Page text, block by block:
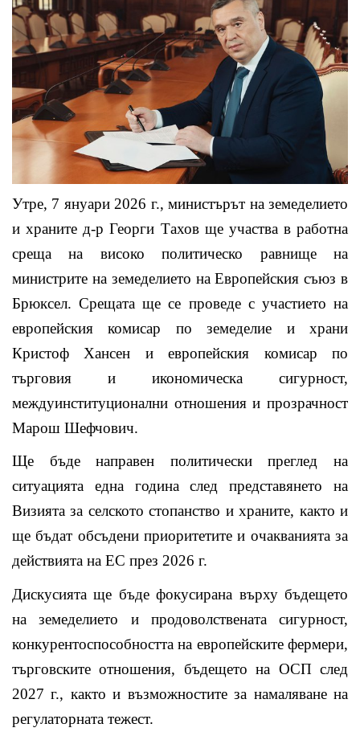
Утре, 7 януари 2026 г., министърът на земеделието
и храните д-р Георги Тахов ще участва в работна
среща на високо политическо равнище на
министрите на земеделието на Европейския съюз в
Брюксел. Срещата ще се проведе с участието на
европейския комисар по земеделие и храни
Кристоф Хансен и европейския комисар по
търговия и икономическа сигурност,
междуинституционални отношения и прозрачност
Марош Шефчович.
Ще бъде направен политически преглед на
ситуацията една година след представянето на
Визията за селското стопанство и храните, както и
ще бъдат обсъдени приоритетите и очакванията за
действията на ЕС през 2026 г.
Дискусията ще бъде фокусирана върху бъдещето
на земеделието и продоволствената сигурност,
конкурентоспособността на европейските фермери,
търговските отношения, бъдещето на ОСП след
2027 г., както и възможностите за намаляване на
регулаторната тежест.